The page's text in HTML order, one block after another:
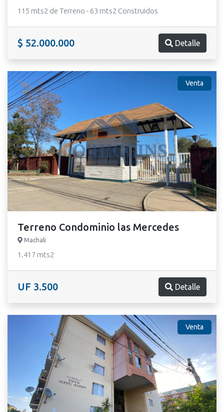
115 mts2 de Terreno - 63 mts2 Construidos
$ 52.000.000 Detalle
Venta
Terreno Condominio las Mercedes
Machali
1.417 mts2
UF 3.500 Detalle
Venta